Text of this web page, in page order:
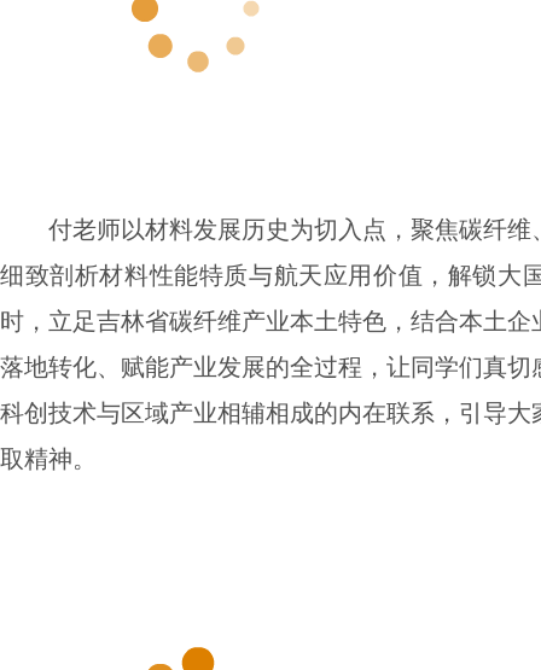
付老师以材料发展历史为切入点，聚焦碳纤
细致剖析材料性能特质与航天应用价值，解锁大
时，立足吉林省碳纤维产业本土特色，结合本土
落地转化、赋能产业发展的全过程，让同学们真
科创技术与区域产业相辅相成的内在联系，引导
取精神。